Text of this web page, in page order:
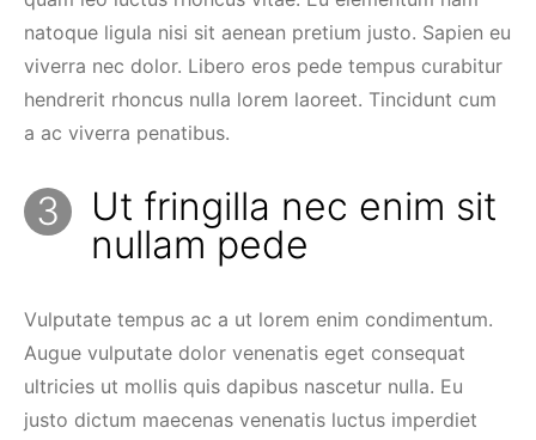
natoque ligula nisi sit aenean pretium justo. Sapien eu
viverra nec dolor. Libero eros pede tempus curabitur
hendrerit rhoncus nulla lorem laoreet. Tincidunt cum
a ac viverra penatibus.
Ut fringilla nec enim sit
nullam pede
Vulputate tempus ac a ut lorem enim condimentum.
Augue vulputate dolor venenatis eget consequat
ultricies ut mollis quis dapibus nascetur nulla. Eu
justo dictum maecenas venenatis luctus imperdiet